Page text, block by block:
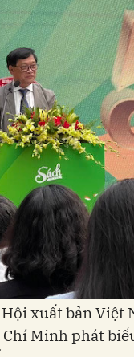
xuất bản Việt
Minh phát